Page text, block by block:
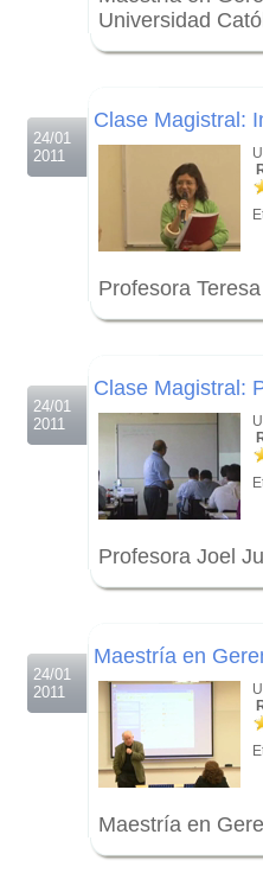
Universidad
24/01
2011
Clase Magistral:
Profesora
24/01
2011
Clase Magistral:
Profesora Joel
24/01
2011
Maestría en
Maestría en